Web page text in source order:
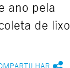
ano pela
de lixo